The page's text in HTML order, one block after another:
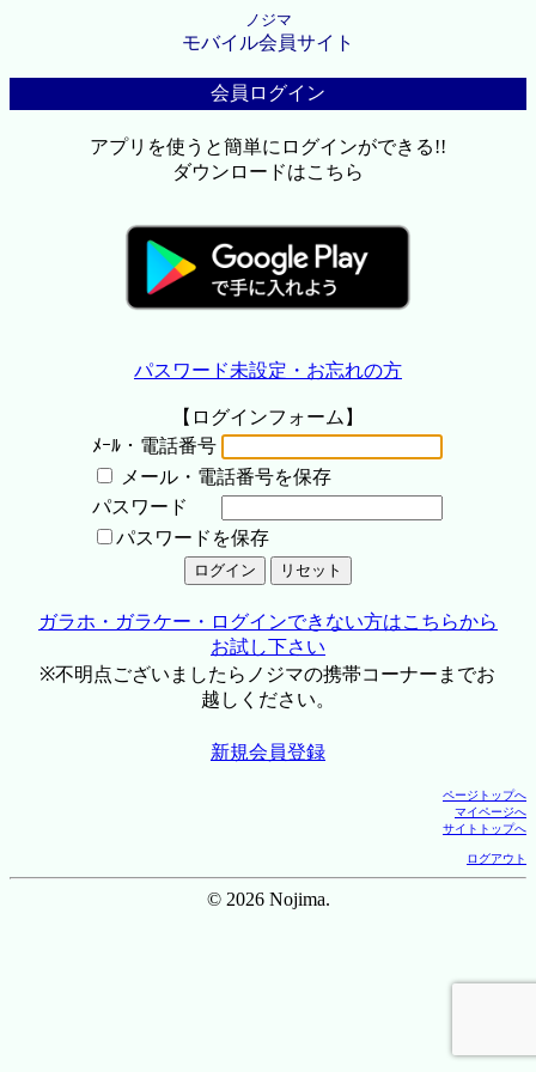
ノジマ
モバイル会員サイト
会員ログイン
アプリを使うと簡単にログインができる!!
ダウンロードはこちら
パスワード未設定・お忘れの方
【ログインフォーム】
ﾒｰﾙ・電話番号
メール・電話番号を保存
パスワード
パスワードを保存
ガラホ・ガラケー・ログインできない方はこちらから
お試し下さい
※不明点ございましたらノジマの携帯コーナーまでお
越しください。
新規会員登録
ページトップへ
マイページへ
サイトトップへ
ログアウト
© 2026 Nojima.